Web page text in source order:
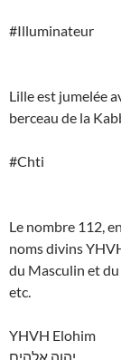
#Illuminateur
Lille est jumelée
berceau de la
#Chti
Le nombre 112,
noms divins
du Masculin et du
etc.
YHVH Elohim